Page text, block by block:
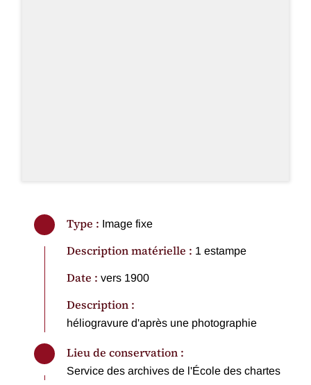
Type : Image fixe
Description matérielle : 1 estampe
Date : vers 1900
Description :
héliogravure d'après une photographie
Lieu de conservation :
Service des archives de l'École des chartes